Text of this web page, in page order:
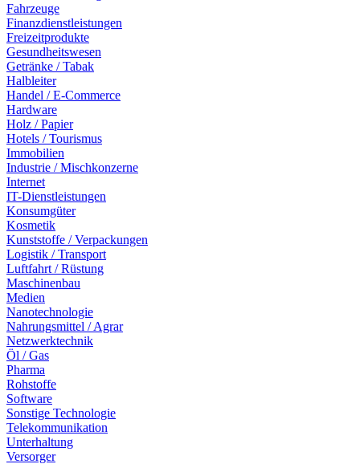
Fahrzeuge
Finanzdienstleistungen
Freizeitprodukte
Gesundheitswesen
Getränke / Tabak
Halbleiter
Handel / E-Commerce
Hardware
Holz / Papier
Hotels / Tourismus
Immobilien
Industrie / Mischkonzerne
Internet
IT-Dienstleistungen
Konsumgüter
Kosmetik
Kunststoffe / Verpackungen
Logistik / Transport
Luftfahrt / Rüstung
Maschinenbau
Medien
Nanotechnologie
Nahrungsmittel / Agrar
Netzwerktechnik
Öl / Gas
Pharma
Rohstoffe
Software
Sonstige Technologie
Telekommunikation
Unterhaltung
Versorger